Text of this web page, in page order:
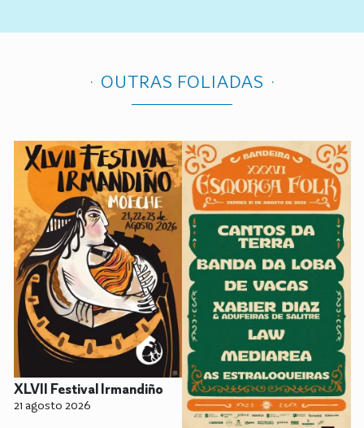
OUTRAS FOLIADAS
XLVII Festival Irmandiño
21 agosto 2026